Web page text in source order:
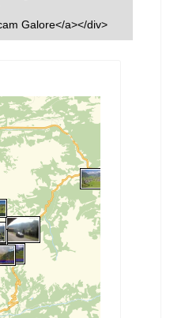
Galore</a></div>